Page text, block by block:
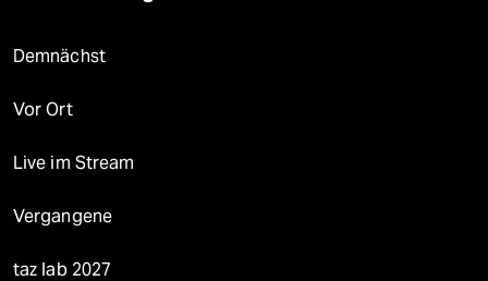
Demnächst
Vor Ort
Live im Stream
Vergangene
taz lab 2027